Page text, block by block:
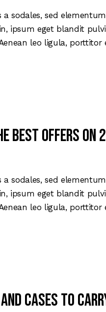
sodales, sed
ipsum eget blandit
leo ligula,
best offers on
sodales, sed
ipsum eget blandit
leo ligula,
cases to